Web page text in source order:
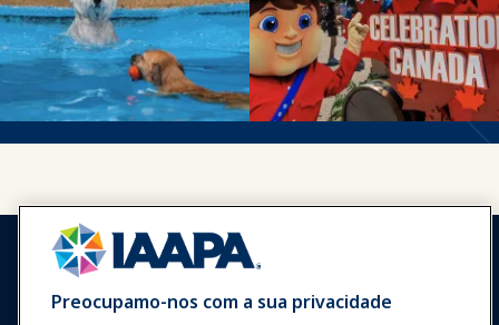
Preocupamo-nos com a sua privacidade